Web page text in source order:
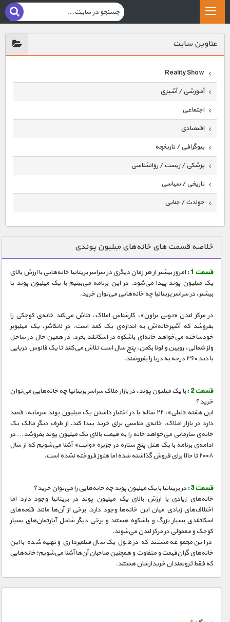
عناوين سايت
Reality Show
آموزشی / آشپزی
اجتماعی
اقتصادی
بیوگرافی / تاریخچه
پزشکی / زیست / روانشناسی
تاریخی / سیاسی
حوادث / جنایی
دنیای خوراکی ها
زمین شناسی / محیط زیست
سازه/ معماری/ مهندسی
سرگرمی
شناخت کودکان
طبیعت
علم و فناوری
کیهان / نجوم
گردشگری
ماورایی
مسابقات / ورزشی
مستند های اختصاصی
خلاصه قسمت های خانه‌های میلیون پوندی
قسمت 1 :
امروز بیشتر از هر زمان دیگری در سراسر بریتانیا خانه‌هایی با ارزش بالای
یک میلیون پوند پیدا می‌شود. در این برنامه می‌بینیم با یک میلیون پوند یا
بیشتر، در سراسر بریتانیا چه خانه‌هایی می‌توان خرید.
در مرکز لندن «توبی براون»، کارشناس املاک، تلاش می‌کند خانه‌ی کوچکی را
بفروشد که آشپزخانه‌اش به اندازه‌ی یک کمد است. در لانکاشر، یک میلیونر
خودساخته می‌خواهد خانه‌ای باشکوه در اسکاتلند بخرد. در همین حال در ساحل
ولز شمالی، روبین و لونا بکمن، پنج سال است تلاش می‌کنند تا یک فانوس دریایی
با دید ۳۶۰ درجه به دریا را بفروشند.
قسمت 2 :
با یک میلیون پوند، در بازار ملاک سراسر بریتانیا چه خانه‌هایی می‌توان
خرید؟
این هفته «لیلی»، ۲۲ ساله با در اختیار داشتن یک میلیون پوند سرمایه، قصد
دارد در بازار املاک، خانه‌ی مناسبی برای خرید پیدا کند. از طرف دیگر مالک یک
خانه‌ی سازمانی می‌خواهد خانه را به قیمت بالای یک میلیون پوند بفروشد… در
ادامه‌ی برنامه با یک هتل پنج ستاره در جزیره «وایت» آشنا می‌شویم که از سال
۲۰۰۸ تا حالا برای فروش گذاشته شده اما هنوز فروخته نشده است.
قسمت 3 :
در بریتانیا با یک میلیون پوند چه خانه‌هایی را می‌توان خرید؟
خانه‌های زیادی با ارزش بالای یک میلیون پوند در بریتانیا وجود دارد اما
اختلاف‌های زیادی میان این خانه‌ها وجود دارد. برخی از آن‌ها مانند قلعه‌های
اسکاتلندی بسیار بزرگ و باشکوه هستند و برخی دیگر شامل آپارتمان‌های بسیار
کوچک و معمولی در مرکز لندن می‌شوند.
در این مجموعه مستند که در طول یک سال فیلمبرداری و تهیه شده با این
خانه‌های گران‌قیمت و متفاوت و همچنین صاحبان آن‌ها آشنا می‌شویم؛ خانه‌هایی
که فقط ثروتمندان خریدارشان هستند.